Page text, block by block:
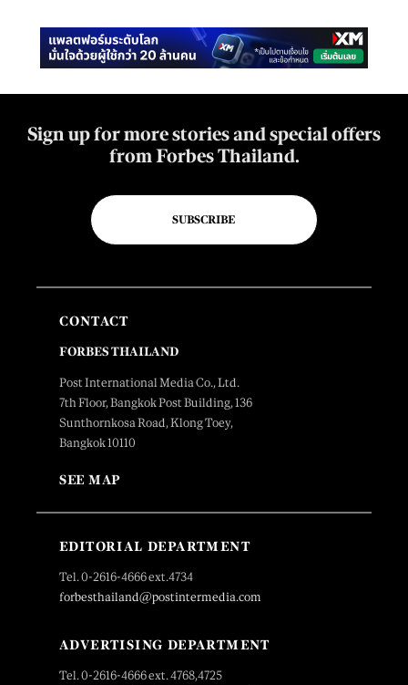
Sign up for more stories and special offers
from Forbes Thailand.
SUBSCRIBE
CONTACT
FORBES THAILAND
Post International Media Co., Ltd.
7th Floor, Bangkok Post Building, 136
Sunthornkosa Road, Klong Toey,
Bangkok 10110
SEE MAP
EDITORIAL DEPARTMENT
Tel. 0-2616-4666 ext.4734
forbesthailand@postintermedia.com
ADVERTISING DEPARTMENT
Tel. 0-2616-4666 ext. 4768,4725